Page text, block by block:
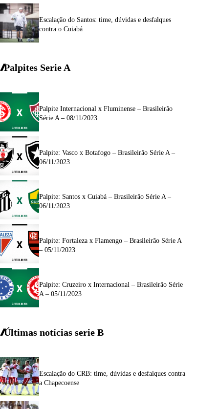
Escalação do Santos: time, dúvidas e desfalques
contra o Cuiabá
Palpites Serie A
Palpite Internacional x Fluminense – Brasileirão
Série A – 08/11/2023
Palpite: Vasco x Botafogo – Brasileirão Série A –
06/11/2023
Palpite: Santos x Cuiabá – Brasileirão Série A –
06/11/2023
Palpite: Fortaleza x Flamengo – Brasileirão Série A
– 05/11/2023
Palpite: Cruzeiro x Internacional – Brasileirão Série
A – 05/11/2023
Últimas notícias serie B
Escalação do CRB: time, dúvidas e desfalques contra
a Chapecoense